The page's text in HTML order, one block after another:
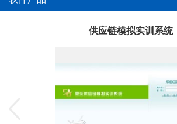
供应链模拟实训系统